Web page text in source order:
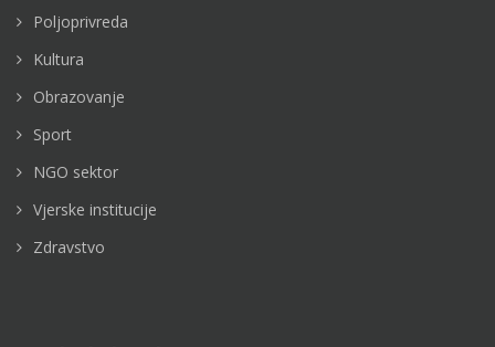
Poljoprivreda
Kultura
Obrazovanje
Sport
NGO sektor
Vjerske institucije
Zdravstvo